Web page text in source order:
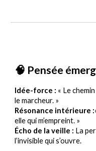
🧠 Pensée
Idée-force : « Le
le marcheur. »
Résonance intérieure :
elle qui m’empreint. »
Écho de la veille : La
l’invisible qui s’ouvre.